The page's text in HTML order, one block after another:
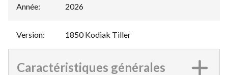
Année: 2026
Version: 1850 Kodiak Tiller
Caractéristiques générales